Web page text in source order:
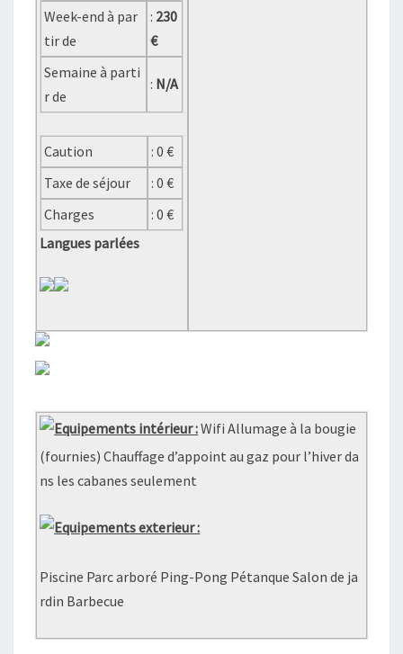
Week-end à par
tir de
: 230
€
Semaine à parti
r de
: N/A
Caution
: 0 €
Taxe de séjour
: 0 €
Charges
: 0 €
Langues parlées
Equipements intérieur :Wifi Allumage à la bougie
(fournies) Chauffage d’appoint au gaz pour l’hiver da
ns les cabanes seulement
Equipements exterieur :
Piscine Parc arboré Ping-Pong Pétanque Salon de ja
rdin Barbecue